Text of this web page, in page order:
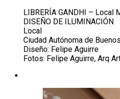
LIBRERÍA GANDHI – Local
DISEÑO DE ILUMINACIÓN
Local
Ciudad Autónoma de
Diseño: Felipe Aguirre
Fotos: Felipe Aguirre, Arq